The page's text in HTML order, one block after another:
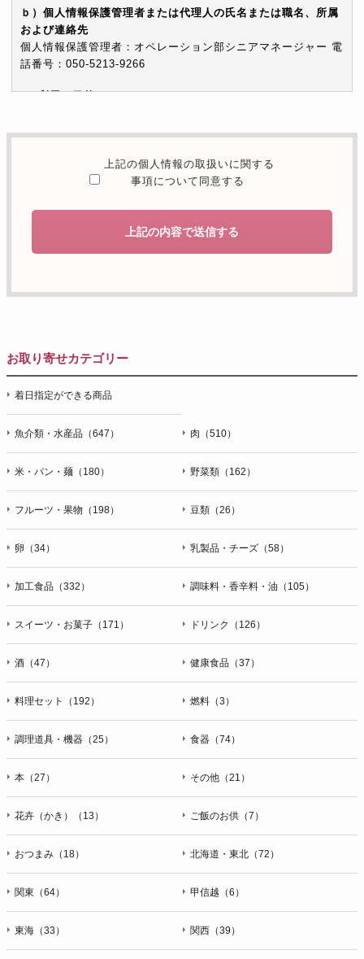
ｂ）個人情報保護管理者または代理人の氏名または職名、所属
および連絡先
個人情報保護管理者：オペレーション部シニアマネージャー 電
話番号：050-5213-9266
c）利用の目的
合わせを適切に受け付け、当社が提供するサービスに関する情
d）個人情報を第三者に提供することが予定される場合の事項
た個人情報を第三者に提供することはありません。
ことがあります。
利用目的の通知・開示・内容の訂正・追加または削除・利用の
停止・消去および第三者への提供の停止（「開示等」といいま
す。）に応じます。開示等のお問合せは下記の連絡先までお願
い致します。
個人情報の提供は任意と致しますが、当社が依頼する情報の提
応等に支障をきたす可能性がございますのでご了承下さい。
h）弊社は、弊社のウェブサイトへのアクセス状況について、
す。これらには、お客様のお名前、ご住所、電話番号、電子メ
個人情報に関する問合わせ窓口
個人情報保護管理者：オペレーション部シニアマネージャー
〒106-0044 東京都港区東麻布一丁目２７番１号 東麻布食文化
ビル４階
ＦＡＸ：047-401-6847
上記の個人情報の取扱いに関する
事項について同意する
上記の内容で送信する
お取り寄せカテゴリー
着日指定ができる商品
魚介類・水産品（647） 肉（510）
米・パン・麺（180） 野菜類（162）
フルーツ・果物（198） 豆類（26）
卵（34） 乳製品・チーズ（58）
加工食品（332） 調味料・香辛料・油（105）
スイーツ・お菓子（171） ドリンク（126）
酒（47） 健康食品（37）
料理セット（192） 燃料（3）
調理道具・機器（25） 食器（74）
本（27） その他（21）
花卉（かき）（13） ご飯のお供（7）
おつまみ（18） 北海道・東北（72）
関東（64） 甲信越（6）
東海（33） 関西（39）